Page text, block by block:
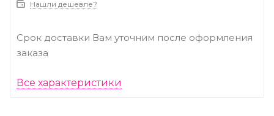
Нашли дешевле?
Срок доставки Вам уточним после оформления
заказа
Все характеристики